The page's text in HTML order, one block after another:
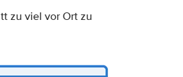
zu viel vor Ort zu